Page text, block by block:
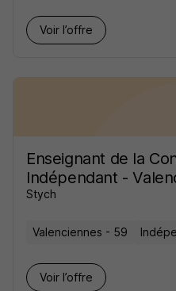
Voir l’offre
Enseignant de la
Indépendant -
Stych
Valenciennes - 59
Voir l’offre